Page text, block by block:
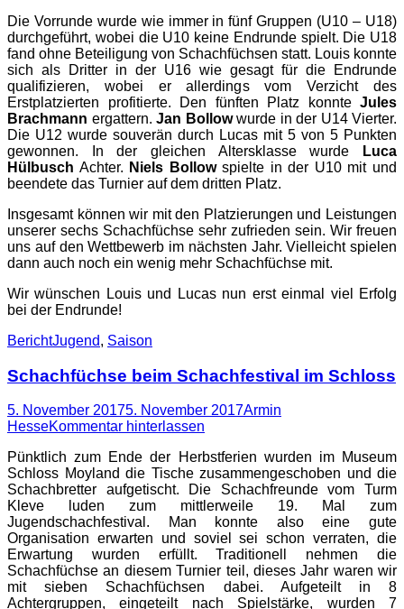
Die Vorrunde wurde wie immer in fünf Gruppen (U10 – U18)
durchgeführt, wobei die U10 keine Endrunde spielt. Die U18
fand ohne Beteiligung von Schachfüchsen statt. Louis konnte
sich als Dritter in der U16 wie gesagt für die Endrunde
qualifizieren, wobei er allerdings vom Verzicht des
Erstplatzierten profitierte. Den fünften Platz konnte Jules
Brachmann ergattern. Jan Bollowwurde in der U14 Vierter.
Die U12 wurde souverän durch Lucas mit 5 von 5 Punkten
gewonnen. In der gleichen Altersklasse wurde
Luca
Hülbusch Achter. Niels Bollowspielte in der U10 mit und
beendete das Turnier auf dem dritten Platz.
Insgesamt können wir mit den Platzierungen und Leistungen
unserer sechs Schachfüchse sehr zufrieden sein. Wir freuen
uns auf den Wettbewerb im nächsten Jahr. Vielleicht spielen
dann auch noch ein wenig mehr Schachfüchse mit.
Wir wünschen Louis und Lucas nun erst einmal viel Erfolg
bei der Endrunde!
Kategorien
BerichtSchlagworte
Jugend, Saison
Schachfüchse beim Schachfestival im Schloss
Posted
on
5. November 20175. November 2017Autor
Armin
HesseKommentar hinterlassen
Pünktlich zum Ende der Herbstferien wurden im Museum
Schloss Moyland die Tische zusammengeschoben und die
Schachbretter aufgetischt. Die Schachfreunde vom Turm
Kleve luden zum mittlerweile 19. Mal zum
Jugendschachfestival. Man konnte also eine gute
Organisation erwarten und soviel sei schon verraten, die
Erwartung wurden erfüllt. Traditionell nehmen die
Schachfüchse an diesem Turnier teil, dieses Jahr waren wir
mit sieben Schachfüchsen dabei. Aufgeteilt in 8
Achtergruppen, eingeteilt nach Spielstärke, wurden 7